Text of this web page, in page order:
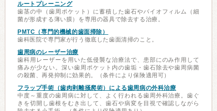
ルートプレーニング
歯茎の中（歯周ポケット）に蓄積した歯石やバイオフィルム（細
菌が形成する薄い膜）を専用の器具で除去する治療。
PMTC（専門的機械的歯面掃除）
歯科医院で専門家が行う徹底した歯面清掃のこと。
歯周病のレーザー治療
歯科用レーザーを用いた低侵襲な治療法で、患部にのみ作用して
痛みが少ない。深い歯周ポケット内の歯垢・歯石除去や歯周病菌
の殺菌、再発抑制に効果的。（条件により保険適用可）
フラップ手術（歯肉剥離掻爬術）による歯周病の外科治療
中度～重度の歯周病に対して、よく行われる歯周外科治療。歯ぐ
きを切開し歯根をむき出して、歯石や病変を目視で確認しながら